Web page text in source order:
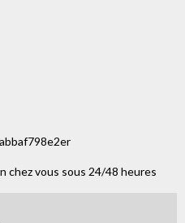
chez vous sous 24/48 heures